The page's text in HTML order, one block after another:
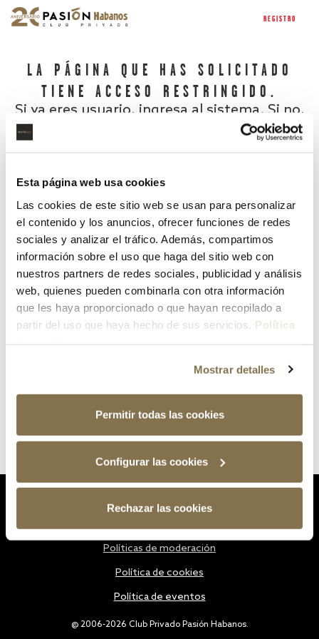
Esta página web usa cookies
Las cookies de este sitio web se usan para personalizar
el contenido y los anuncios, ofrecer funciones de redes
sociales y analizar el tráfico. Además, compartimos
información sobre el uso que haga del sitio web con
nuestros partners de redes sociales, publicidad y análisis
web, quienes pueden combinarla con otra información
que les haya proporcionado o que hayan recopilado a
partir del uso que haya hecho de sus servicios. Política
Mostrar detalles
Permitir todas las cookies
Configurar las cookies
Rechazar las cookies
REGISTRO
LA PÁGINA QUE HAS SOLICITADO
TIENE ACCESO RESTRINGIDO.
Si ya eres usuario, ingresa al sistema. Si no,
¿Has olvidado tu contraseña?
@ 2006-2026 Club Privado Pasión Habanos.
Políticas de moderación
Política de cookies
Política de eventos